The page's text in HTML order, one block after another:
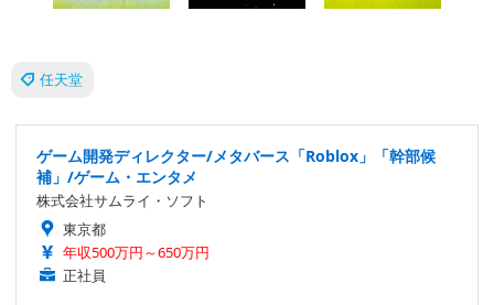
任天堂
ゲーム開発ディレクター/メタバース「Roblox」「幹部候
補」/ゲーム・エンタメ
株式会社サムライ・ソフト
東京都
年収500万円～650万円
正社員